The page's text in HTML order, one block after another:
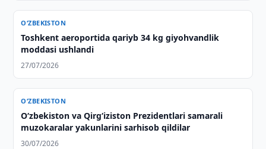
O‘ZBEKISTON
Toshkent aeroportida qariyb 34 kg giyohvandlik
moddasi ushlandi
27/07/2026
O‘ZBEKISTON
Oʻzbekiston va Qirgʻiziston Prezidentlari samarali
muzokaralar yakunlarini sarhisob qildilar
30/07/2026